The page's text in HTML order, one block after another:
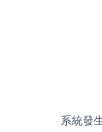
系統發